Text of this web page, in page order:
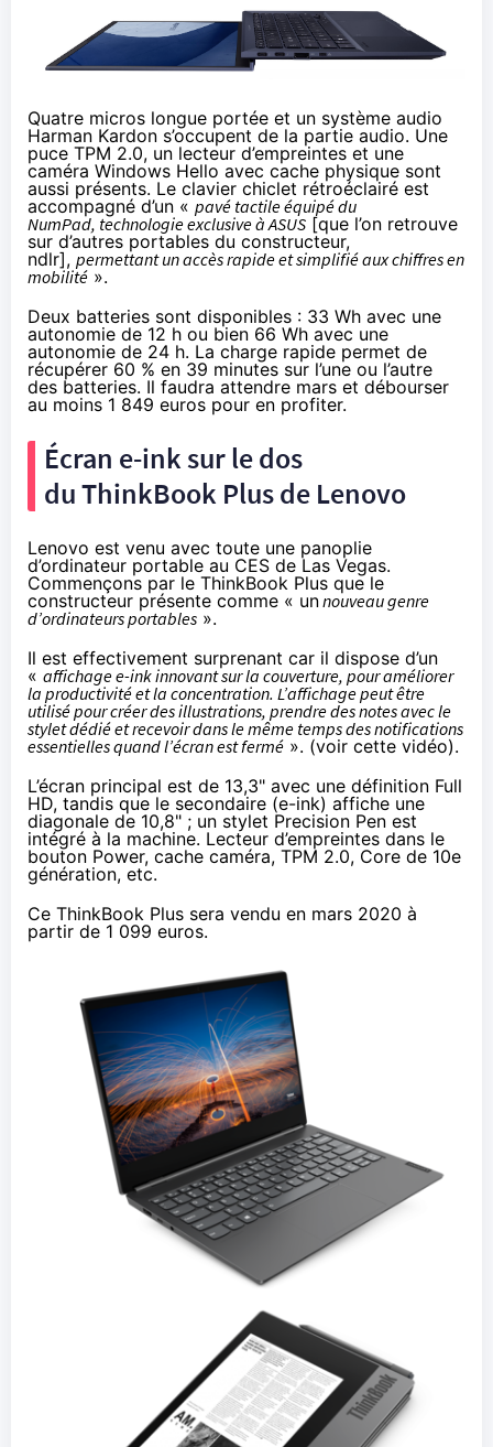
Quatre micros longue portée et un système audio
Harman Kardon s’occupent de la partie audio. Une
puce TPM 2.0, un lecteur d’empreintes et une
caméra Windows Hello avec cache physique sont
aussi présents. Le clavier chiclet rétroéclairé est
accompagné d’un « pavé tactile équipé du
NumPad, technologie exclusive à ASUS [que l’on retrouve
sur d’autres portables du constructeur,
ndlr], permettant un accès rapide et simplifié aux chiffres en
mobilité ».
Deux batteries sont disponibles : 33 Wh avec une
autonomie de 12 h ou bien 66 Wh avec une
autonomie de 24 h. La charge rapide permet de
récupérer 60 % en 39 minutes sur l’une ou l’autre
des batteries. Il faudra attendre mars et débourser
au moins 1 849 euros pour en profiter.
Écran e-ink sur le dos
du ThinkBook Plus de Lenovo
Lenovo est venu avec toute une panoplie
d’ordinateur portable au CES de Las Vegas.
Commençons par le ThinkBook Plus que le
constructeur présente comme « unnouveau genre
d’ordinateurs portables ».
Il est effectivement surprenant car il dispose d’un
« affichage e-ink innovant sur la couverture, pour améliorer
la productivité et la concentration. L’affichage peut être
utilisé pour créer des illustrations, prendre des notes avec le
stylet dédié et recevoir dans le même temps des notifications
essentielles quand l’écran est fermé ». (voir cette vidéo).
L’écran principal est de 13,3" avec une définition Full
HD, tandis que le secondaire (e-ink) affiche une
diagonale de 10,8" ; un stylet Precision Pen est
intégré à la machine. Lecteur d’empreintes dans le
bouton Power, cache caméra, TPM 2.0, Core de 10e
génération, etc.
Ce ThinkBook Plus sera vendu en mars 2020 à
partir de 1 099 euros.